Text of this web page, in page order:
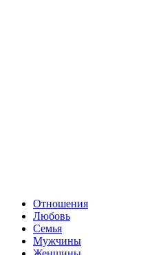
Отношения
Любовь
Семья
Мужчины